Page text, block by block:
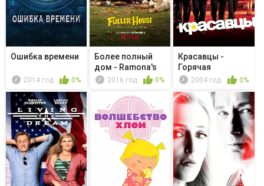
Ошибка времени
2014 год 0%
Более полный
дом - Ramona's
Not-So-Ep...
2016 год 0%
Красавцы -
Горячая
распродажа
2004 год 0%